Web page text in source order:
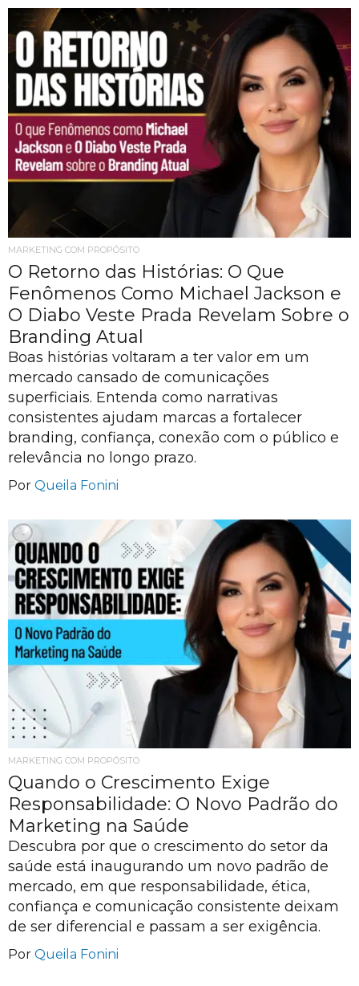
MARKETING COM PROPÓSITO
O Retorno das Histórias: O Que
Fenômenos Como Michael Jackson e
O Diabo Veste Prada Revelam Sobre o
Branding Atual
Boas histórias voltaram a ter valor em um
mercado cansado de comunicações
superficiais. Entenda como narrativas
consistentes ajudam marcas a fortalecer
branding, confiança, conexão com o público e
relevância no longo prazo.
Por Queila Fonini
MARKETING COM PROPÓSITO
Quando o Crescimento Exige
Responsabilidade: O Novo Padrão do
Marketing na Saúde
Descubra por que o crescimento do setor da
saúde está inaugurando um novo padrão de
mercado, em que responsabilidade, ética,
confiança e comunicação consistente deixam
de ser diferencial e passam a ser exigência.
Por Queila Fonini